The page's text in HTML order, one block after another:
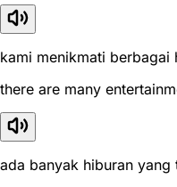
kami menikmati berbagai
there are many
ada banyak hiburan yang